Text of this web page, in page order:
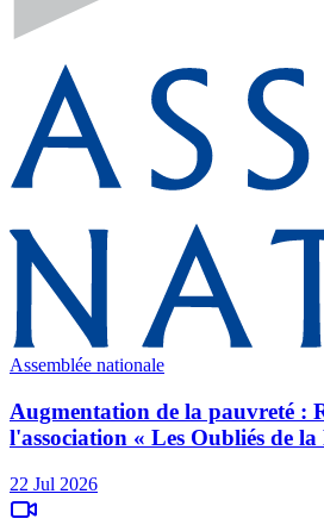
Assemblée nationale
Augmentation de la pauvreté :
l'association « Les Oubliés de
22 Jul 2026